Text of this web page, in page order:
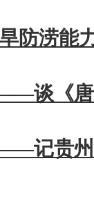
防涝能
谈《唐
记贵州